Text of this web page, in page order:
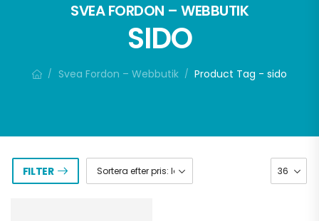
SVEA FORDON – WEBBUTIK
SIDO
/ Svea Fordon – Webbutik / Product Tag - sido
FILTER